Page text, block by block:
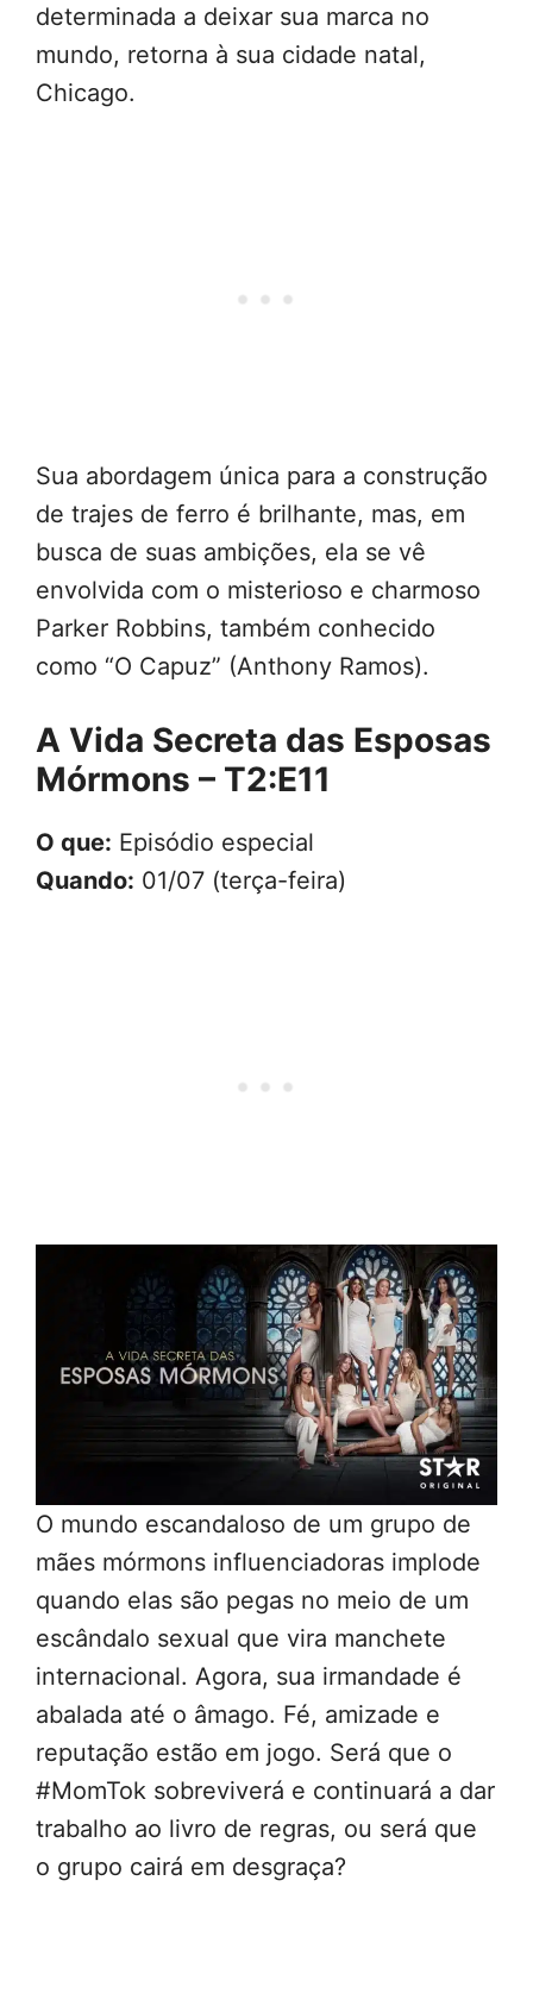
determinada a deixar sua marca no
mundo, retorna à sua cidade natal,
Chicago.
Sua abordagem única para a construção
de trajes de ferro é brilhante, mas, em
busca de suas ambições, ela se vê
envolvida com o misterioso e charmoso
Parker Robbins, também conhecido
como “O Capuz” (Anthony Ramos).
A Vida Secreta das Esposas
Mórmons – T2:E11
O que: Episódio especial
Quando: 01/07 (terça-feira)
O mundo escandaloso de um grupo de
mães mórmons influenciadoras implode
quando elas são pegas no meio de um
escândalo sexual que vira manchete
internacional. Agora, sua irmandade é
abalada até o âmago. Fé, amizade e
reputação estão em jogo. Será que o
#MomTok sobreviverá e continuará a dar
trabalho ao livro de regras, ou será que
o grupo cairá em desgraça?